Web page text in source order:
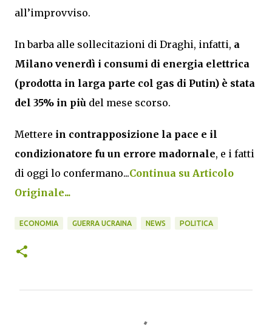
all’improvviso.
In barba alle sollecitazioni di Draghi, infatti, a
Milano venerdì i consumi di energia elettrica
(prodotta in larga parte col gas di Putin) è stata
del 35% in più del mese scorso.
Mettere in contrapposizione la pace e il
condizionatore fu un errore madornale, e i fatti
di oggi lo confermano...Continua su Articolo
Originale...
ECONOMIA GUERRA UCRAINA NEWS POLITICA